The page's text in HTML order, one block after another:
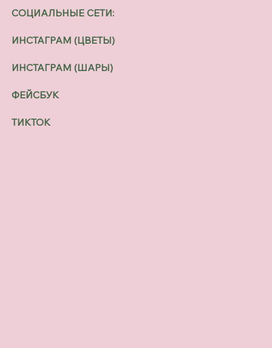
СОЦИАЛЬНЫЕ СЕТИ:
ИНСТАГРАМ (ЦВЕТЫ)
ИНСТАГРАМ (ШАРЫ)
ФЕЙСБУК
ТИКТОК